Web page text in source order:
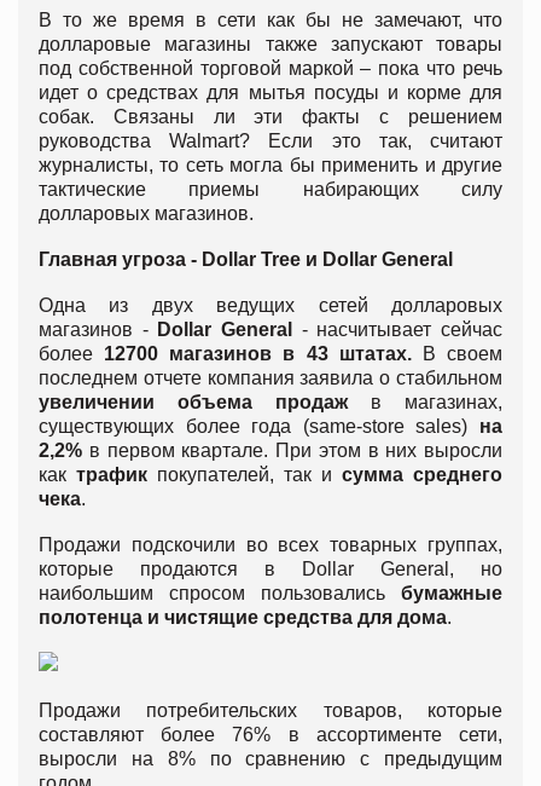
В то же время в сети как бы не замечают, что
долларовые магазины также запускают товары
под собственной торговой маркой – пока что речь
идет о средствах для мытья посуды и корме для
собак. Связаны ли эти факты с решением
руководства Walmart? Если это так, считают
журналисты, то сеть могла бы применить и другие
тактические приемы набирающих силу
долларовых магазинов.
Главная угроза - Dollar Tree и Dollar General
Одна из двух ведущих сетей долларовых
магазинов - Dollar General - насчитывает сейчас
более 12700 магазинов в 43 штатах.
В своем
последнем отчете компания заявила о стабильном
увеличении объема продажв магазинах,
существующих более года (same-store sales) на
2,2% в первом квартале. При этом в них выросли
как трафик покупателей, так и сумма среднего
чека.
Продажи подскочили во всех товарных группах,
которые продаются в Dollar General, но
наибольшим спросом пользовались бумажные
полотенца и чистящие средства для дома.
Продажи потребительских товаров, которые
составляют более 76% в ассортименте сети,
выросли на 8% по сравнению с предыдущим